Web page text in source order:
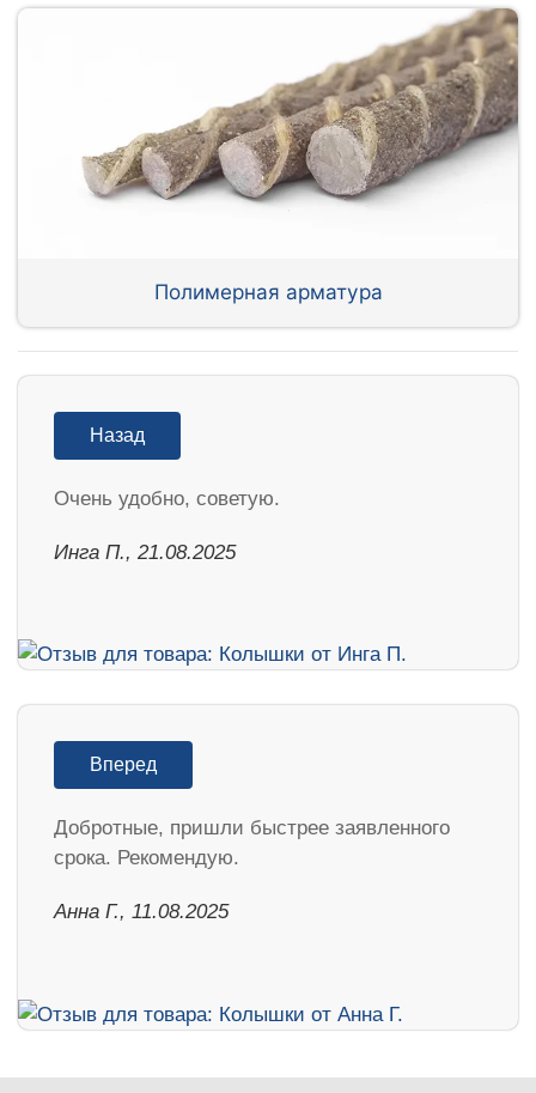
Полимерная арматура
Назад
Очень удобно, советую.
Инга П., 21.08.2025
Вперед
Добротные, пришли быстрее заявленного
срока. Рекомендую.
Анна Г., 11.08.2025